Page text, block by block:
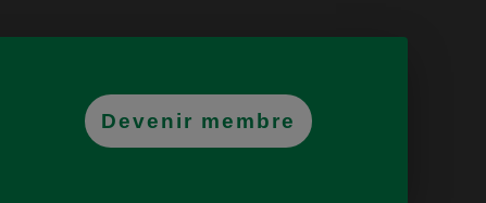
Devenir membre